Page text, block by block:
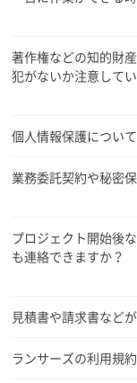
著作権などの知的財
犯がないか注意して
個人情報保護につい
業務委託契約や秘密
プロジェクト開始後
も連絡できますか？
見積書や請求書など
ランサーズの利用規